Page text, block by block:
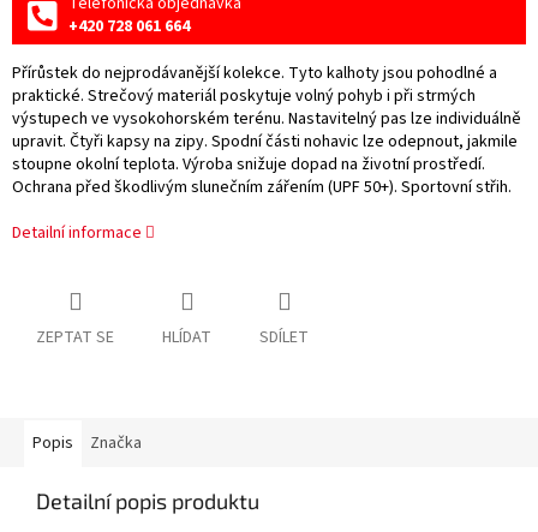
+420 728 061 664
Přírůstek do nejprodávanější kolekce. Tyto kalhoty jsou pohodlné a
praktické. Strečový materiál poskytuje volný pohyb i při strmých
výstupech ve vysokohorském terénu. Nastavitelný pas lze individuálně
upravit. Čtyři kapsy na zipy. Spodní části nohavic lze odepnout, jakmile
stoupne okolní teplota. Výroba snižuje dopad na životní prostředí.
Ochrana před škodlivým slunečním zářením (UPF 50+). Sportovní střih.
Detailní informace
ZEPTAT SE HLÍDAT SDÍLET
Popis Značka
Detailní popis produktu